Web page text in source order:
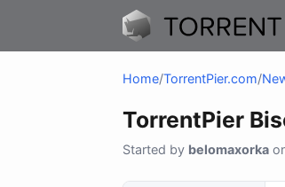
Home/TorrentPier.com/
TorrentPier
Started by belomaxorka